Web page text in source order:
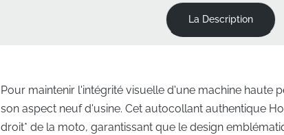
La Description
Pour maintenir l'intégrité visuelle d'une machine
son aspect neuf d'usine. Cet autocollant authentique
droit* de la moto, garantissant que le design